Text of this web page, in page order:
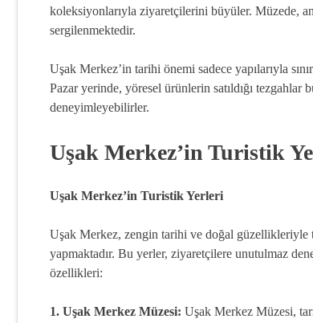
koleksiyonlarıyla ziyaretçilerini büyüler. Müzede,
sergilenmektedir.
Uşak Merkez’in tarihi önemi sadece yapılarıyla
Pazar yerinde, yöresel ürünlerin satıldığı
deneyimleyebilirler.
Uşak Merkez’in Turistik
Uşak Merkez’in Turistik Yerleri
Uşak Merkez, zengin tarihi ve doğal
yapmaktadır. Bu yerler, ziyaretçilere unutulmaz
özellikleri:
1. Uşak Merkez Müzesi: Uşak Merkez Müzesi,